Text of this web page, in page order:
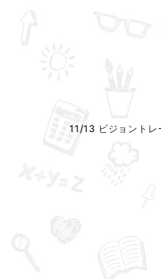
11/13 ビジョントレ